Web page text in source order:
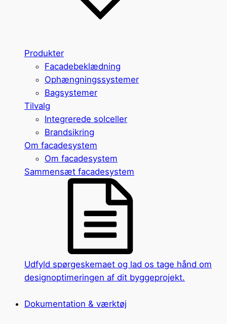
Produkter
Facadebeklædning
Ophængningssystemer
Bagsystemer
Tilvalg
Integrerede solceller
Brandsikring
Om facadesystem
Om facadesystem
Sammensæt facadesystem
Udfyld spørgeskemaet og lad os tage hånd om
designoptimeringen af dit byggeprojekt.
Dokumentation & værktøj